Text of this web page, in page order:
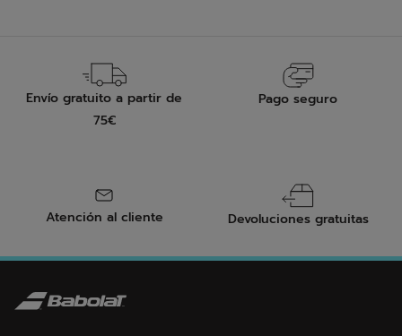
Envío gratuito a partir de
75€
Pago seguro
Atención al cliente Devoluciones gratuitas